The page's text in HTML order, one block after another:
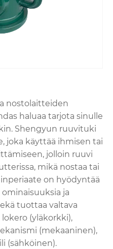
nostolaitteiden
haluaa tarjota sinulle
Shengyun ruuvituki
joka käyttää ihmisen tai
jolloin ruuvi
mikä nostaa tai
on hyödyntää
ja
tuottaa valtava
(yläkorkki),
(mekaaninen),
(sähköinen).